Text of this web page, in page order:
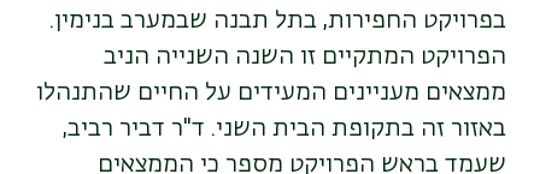
בפרויקט החפירות, בתל תבנה שבמערב בנימין.
הפרויקט המתקיים זו השנה השנייה הניב
ממצאים מעניינים המעידים על החיים שהתנהלו
באזור זה בתקופת הבית השני. ד"ר דביר רביב,
שעמד בראש הפרויקט מספר כי הממצאים